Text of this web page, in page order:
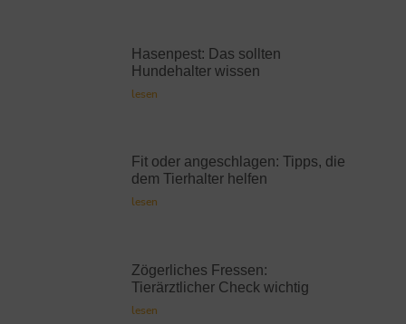
Hasenpest: Das sollten
Hundehalter wissen
lesen
Fit oder angeschlagen: Tipps, die
dem Tierhalter helfen
lesen
Zögerliches Fressen:
Tierärztlicher Check wichtig
lesen